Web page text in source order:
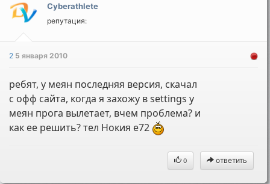
Cyberathlete
репутация:
2 5 января 2010
ребят, у меян последняя версия, скачал
с офф сайта, когда я захожу в settings у
меян прога вылетает, вчем проблема? и
как ее решить? тел Нокия е72
0 ответить